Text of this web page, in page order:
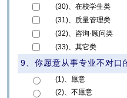
(30)、在校学生类
(31)、质量管理类
(32)、咨询·顾问类
(33)、其它类
9、你愿意从事专业不对口
(1)、愿意
(2)、不愿意